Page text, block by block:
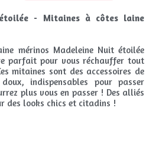
- Mitaines à côtes laine
mérinos Madeleine Nuit étoilée
parfait pour vous réchauffer tout
mitaines sont des accessoires de
indispensables pour passer
plus vous en passer ! Des alliés
des looks chics et citadins !